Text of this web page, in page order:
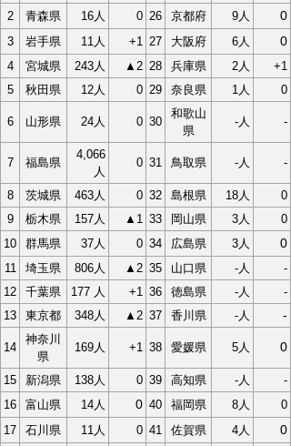
2 青森県 16人 0 26 京都府 9人 0
3 岩手県 11人 +1 27 大阪府 6人 0
4 宮城県 243人 ▲2 28 兵庫県 2人
+1
5
秋田県 12人 0 29 奈良県 1人 0
6 山形県 24人 0 30
和歌山
県
-人 -
7 福島県
4,066
人
0 31 鳥取県 -人 -
8 茨城県 463人 0 32 島根県 18人
0
9
栃木県 157人 ▲1 33 岡山県 3人
0
10
群馬県 37人 0 34 広島県 3人 0
11 埼玉県 806人 ▲2 35 山口県 -人
-
12
千葉県 177 人 +1 36 徳島県 -人
-
13
東京都 348人 ▲2 37 香川県 -人 -
14
神奈川
県
169人 +1 38 愛媛県 5人 0
15 新潟県 138人 0 39 高知県 -人
-
16
富山県 14人 0 40 福岡県 8人
0
17
石川県 11人 0 41 佐賀県 4人 0